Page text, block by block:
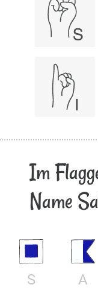
Im
Name
S A